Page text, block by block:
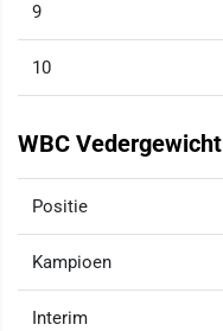
9
10
WBC Vedergewicht
Positie
Kampioen
Interim